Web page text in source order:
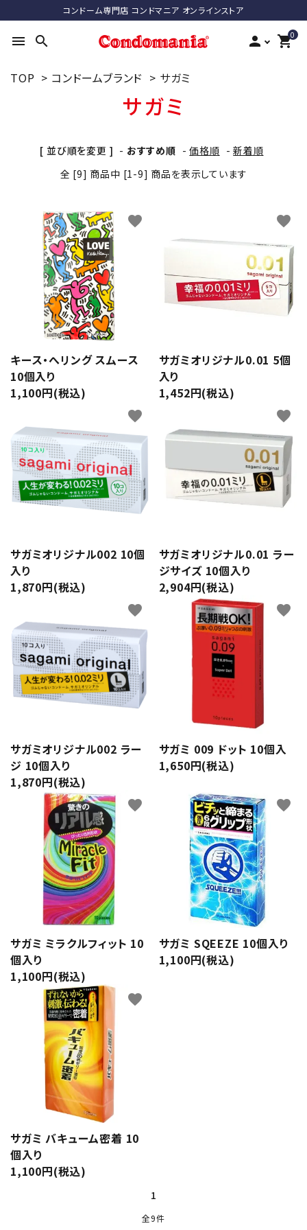
コンドーム専門店 コンドマニア オンラインストア
menu search person 0
shopping_cart
ようこそ ゲスト 様
最近チェックした商品
コンドーム
潤滑剤・ローション
アパレル
セルフプレジャー
コスメ
サプリメント・ドリンク
店舗案内
TOP > コンドームブランド > サガミ
サガミ
[ 並び順を変更 ] - おすすめ順 -価格順 -新着順
全 [9] 商品中 [1-9] 商品を表示しています
キース・へリング スムース
10個入り
1,100円(税込)
favorite
サガミオリジナル0.01 5個
入り
1,452円(税込)
favorite
サガミオリジナル002 10個
入り
1,870円(税込)
favorite
サガミオリジナル0.01 ラー
ジサイズ 10個入り
2,904円(税込)
favorite
サガミオリジナル002 ラー
ジ 10個入り
1,870円(税込)
favorite
サガミ 009 ドット 10個入
1,650円(税込)
favorite
サガミ ミラクルフィット 10
個入り
1,100円(税込)
favorite
サガミ SQEEZE 10個入り
1,100円(税込)
favorite
サガミ バキューム密着 10
個入り
1,100円(税込)
favorite
1
全9件